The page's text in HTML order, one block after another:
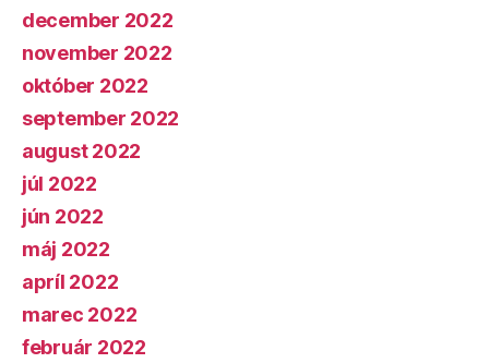
december 2022
november 2022
október 2022
september 2022
august 2022
júl 2022
jún 2022
máj 2022
apríl 2022
marec 2022
február 2022